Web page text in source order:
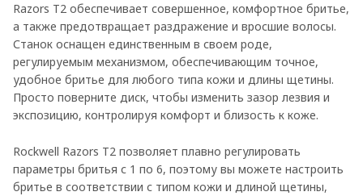
Razors T2 обеспечивает совершенное, комфортное бритье,
а также предотвращает раздражение и вросшие волосы.
Станок оснащен единственным в своем роде,
регулируемым механизмом, обеспечивающим точное,
удобное бритье для любого типа кожи и длины щетины.
Просто поверните диск, чтобы изменить зазор лезвия и
экспозицию, контролируя комфорт и близость к коже.
Rockwell Razors T2 позволяет плавно регулировать
параметры бритья с 1 по 6, поэтому вы можете настроить
бритье в соответствии с типом кожи и длиной щетины,